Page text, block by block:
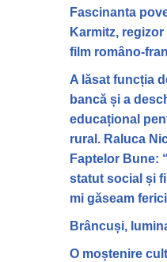
Fascinanta
Karmitz,
film româno-
A lăsat funcția
bancă și a
educațional
rural. Raluca
Faptelor Bune:
statut social și
mi găseam
Brâncuși,
O moștenire